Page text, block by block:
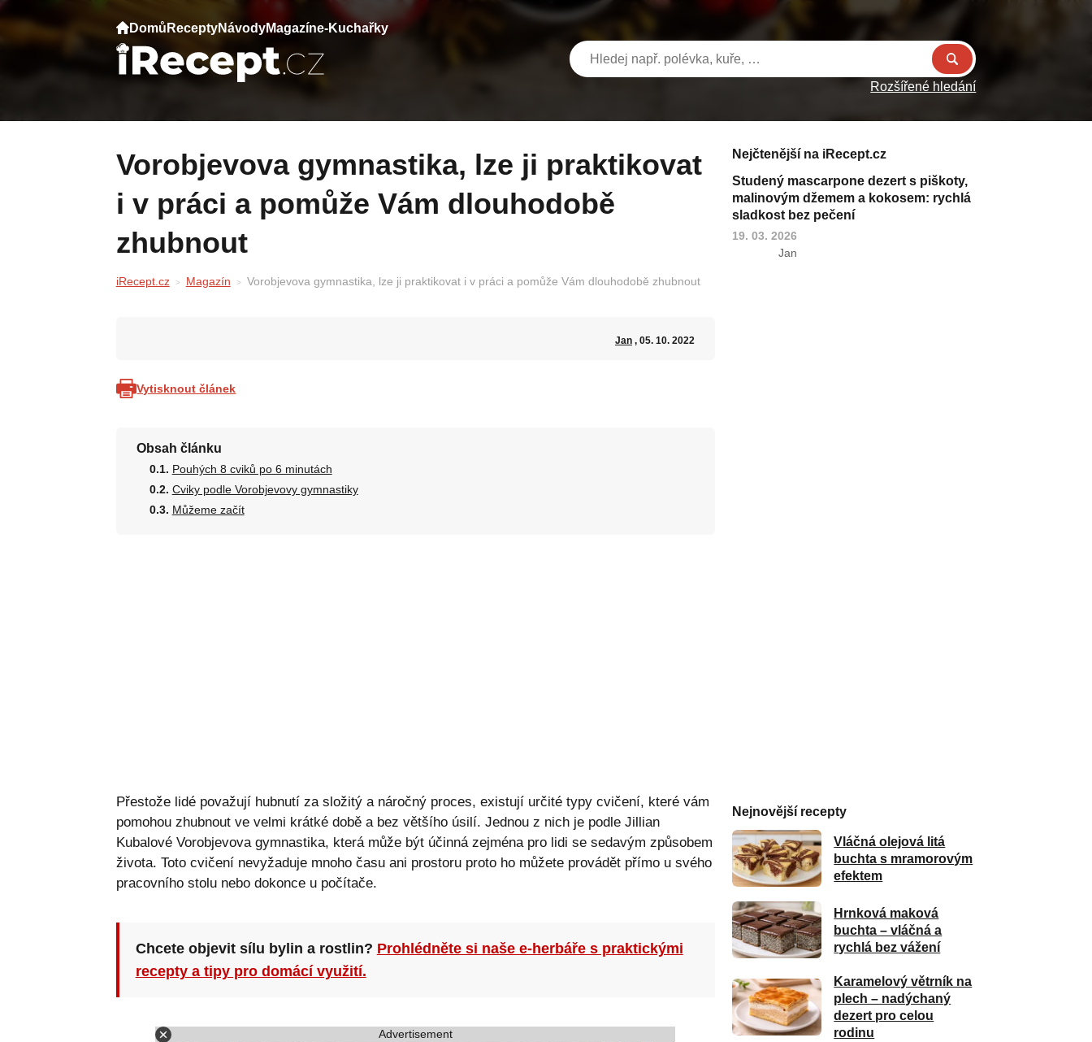
Domů ReceptyNávodyMagazíne-Kuchařky
Rozšířené hledání
Vorobjevova gymnastika, lze ji praktikovat
i v práci a pomůže Vám dlouhodobě
zhubnout
iRecept.cz Magazín Vorobjevova gymnastika, lze ji praktikovat i v práci a pomůže Vám dlouhodobě zhubnout
Jan, 05. 10. 2022
Vytisknout článek
Obsah článku
Pouhých 8 cviků po 6 minutách
Cviky podle Vorobjevovy gymnastiky
Můžeme začít
Přestože lidé považují hubnutí za složitý a náročný proces, existují určité typy cvičení, které vám
pomohou zhubnout ve velmi krátké době a bez většího úsilí. Jednou z nich je podle Jillian
Kubalové Vorobjevova gymnastika, která může být účinná zejména pro lidi se sedavým způsobem
života. Toto cvičení nevyžaduje mnoho času ani prostoru proto ho můžete provádět přímo u svého
pracovního stolu nebo dokonce u počítače.
Chcete objevit sílu bylin a rostlin? Prohlédněte si naše e-herbáře s praktickými
recepty a tipy pro domácí využití.
Advertisement
Nejčtenější na iRecept.cz
Studený mascarpone dezert s piškoty,
malinovým džemem a kokosem: rychlá
sladkost bez pečení
19. 03. 2026
Jan
Nejnovější recepty
Vláčná olejová litá
buchta s mramorovým
efektem
Hrnková maková
buchta – vláčná a
rychlá bez vážení
Karamelový větrník na
plech – nadýchaný
dezert pro celou
rodinu